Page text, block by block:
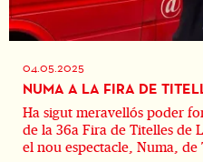
04.05.2025
NUMA A LA FIRA DE
Ha sigut meravellós poder
de la 36a Fira de Titelles de
el nou espectacle, Numa, de